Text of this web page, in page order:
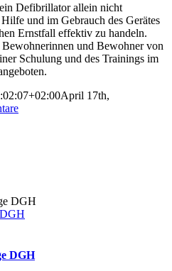
Defibrillator allein nicht
und im Gebrauch des Gerätes
Ernstfall effektiv zu handeln.
und Bewohner von
Schulung und des Trainings im
April 17th,
DGH